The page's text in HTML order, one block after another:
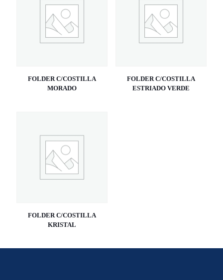
FOLDER C/COSTILLA
MORADO
FOLDER C/COSTILLA
ESTRIADO VERDE
FOLDER C/COSTILLA
KRISTAL